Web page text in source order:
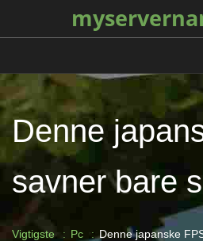
Denne
savner bare
Vigtigste Pc Denne japanske